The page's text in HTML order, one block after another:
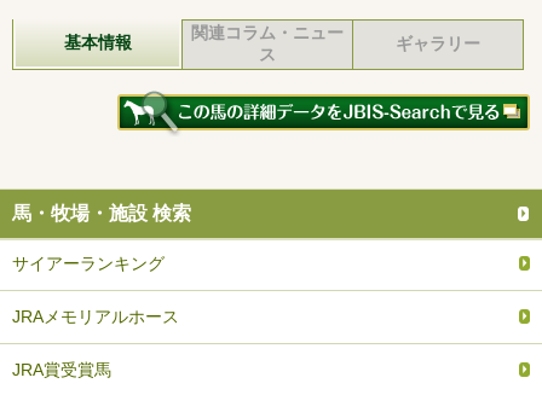
基本情報
関連コラム・ニュー
ス
ギャラリー
馬・牧場・施設 検索
サイアーランキング
JRAメモリアルホース
JRA賞受賞馬